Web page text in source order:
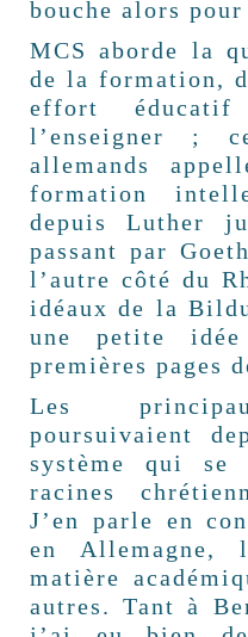
bouche alors
MCS aborde la
de la formation,
effort
l’enseigner ;
allemands
formation
depuis Luther
passant par
l’autre côté du
idéaux de la
une petite
premières pages
Les
poursuivaient
système qui se
racines
J’en parle en
en Allemagne,
matière
autres. Tant à